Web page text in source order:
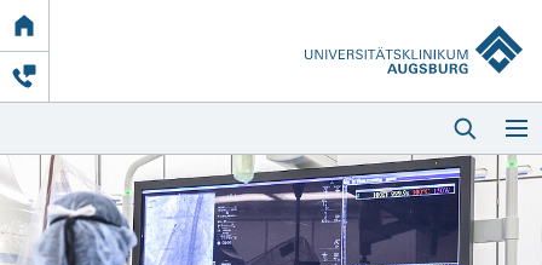
Link
zur
Startseite